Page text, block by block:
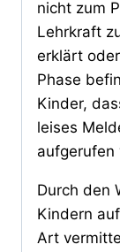
nicht zum
Lehrkraft
erklärt
Phase
Kinder,
leises
aufgerufen
Durch den
Kindern
Art